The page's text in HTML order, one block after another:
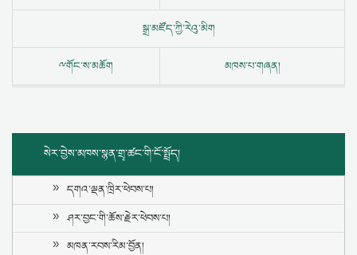
སྒྲ་མཛོད་ཀྱི་རེའུ་མིག
ྋགོང་ས་མཆོག མཁས་པ་གཞན།
སེར་བྱེས་མཁས་སྙན་གྲྭ་ཚང་གི་ངོ་སྤྲོད།
དགའ་ལྡན་ཁྲིར་ཕེབས་པ།
ཤར་བྱང་གི་ཆོས་རྗེར་ཕེབས་པ།
མཁན་རབས་རིམ་བྱོན།